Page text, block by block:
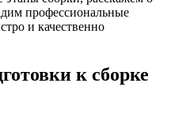
профессиональные
и качественно
к сборке